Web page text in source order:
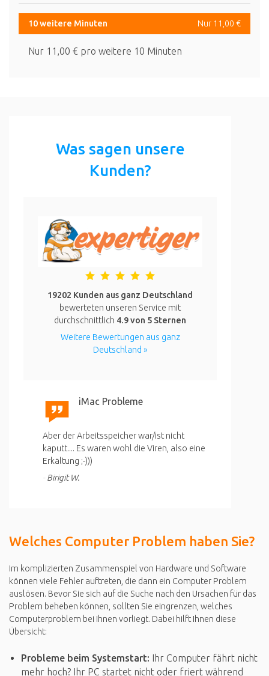
10 weitere Minuten Nur 11,00 €
Nur 11,00 € pro weitere 10 Minuten
Was sagen unsere
Kunden?
19202 Kunden aus ganz Deutschland
bewerteten unseren Service mit
durchschnittlich 4.9von 5 Sternen
Weitere Bewertungen aus ganz
Deutschland »
iMac Probleme
Aber der Arbeitsspeicher war/ist nicht
kaputt.... Es waren wohl die Viren, also eine
Erkältung ;-)))
Birigit W.
Welches Computer Problem haben Sie?
Im komplizierten Zusammenspiel von Hardware und Software
können viele Fehler auftreten, die dann ein Computer Problem
auslösen. Bevor Sie sich auf die Suche nach den Ursachen für das
Problem beheben können, sollten Sie eingrenzen, welches
Computerproblem bei Ihnen vorliegt. Dabei hilft Ihnen diese
Übersicht:
Probleme beim Systemstart: Ihr Computer fährt nicht
mehr hoch? Ihr PC startet nicht oder friert während